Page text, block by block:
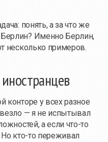
понять, а за что же
Именно Берлин,
несколько примеров.
конторе у всех разное
— я не испытывал
а если что-то
Но кто-то переживал